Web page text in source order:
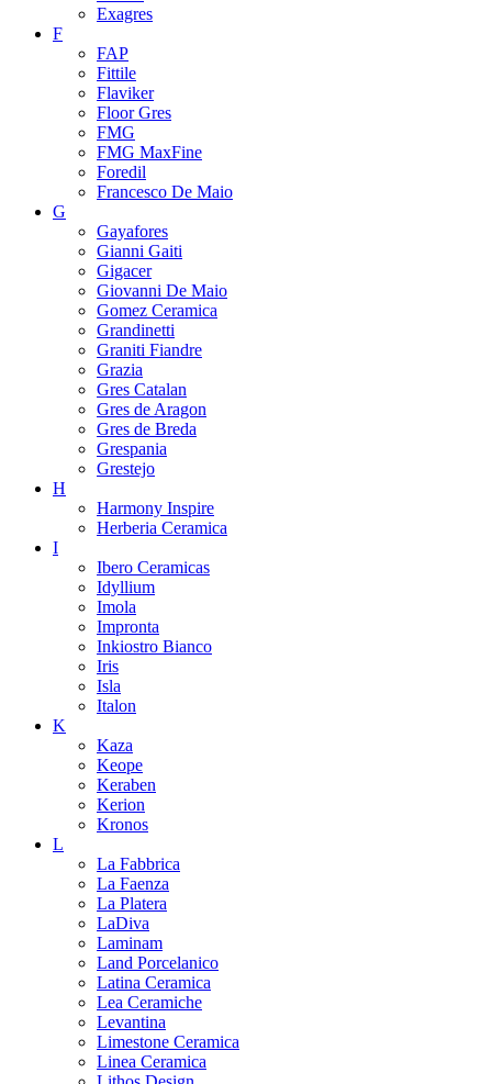
Exagres
F
FAP
Fittile
Flaviker
Floor Gres
FMG
FMG MaxFine
Foredil
Francesco De Maio
G
Gayafores
Gianni Gaiti
Gigacer
Giovanni De Maio
Gomez Ceramica
Grandinetti
Graniti Fiandre
Grazia
Gres Catalan
Gres de Aragon
Gres de Breda
Grespania
Grestejo
H
Harmony Inspire
Herberia Ceramica
I
Ibero Ceramicas
Idyllium
Imola
Impronta
Inkiostro Bianco
Iris
Isla
Italon
K
Kaza
Keope
Keraben
Kerion
Kronos
L
La Fabbrica
La Faenza
La Platera
LaDiva
Laminam
Land Porcelanico
Latina Ceramica
Lea Ceramiche
Levantina
Limestone Ceramica
Linea Ceramica